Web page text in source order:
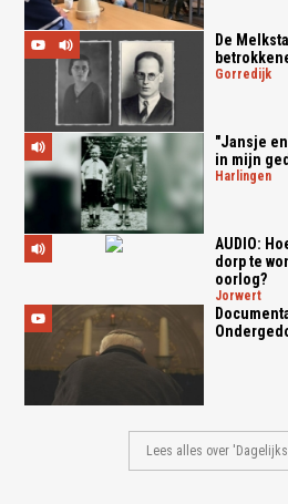
De
gorredijk
"Jansje
in mijn
harlingen
AUDIO:
dorp te
oorlog?
jorwert
Lees alles over